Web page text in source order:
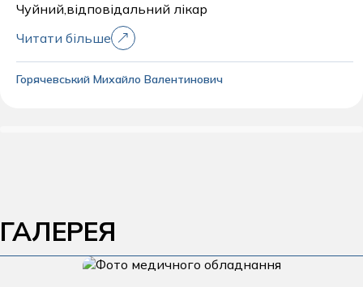
Чуйний,відповідальний лікар
Читати більше
Горячевський Михайло Валентинович
ГАЛЕРЕЯ